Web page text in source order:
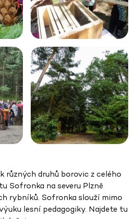
různých druhů borovic z celého
Sofronka na severu Plzně
rybníků. Sofronka slouží mimo
lesní pedagogiky. Najdete tu